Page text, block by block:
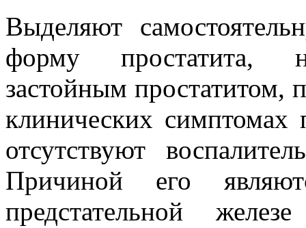
Выделяют
форму простатита,
застойным простатитом,
клинических симптомах
отсутствуют
Причиной его
предстательной